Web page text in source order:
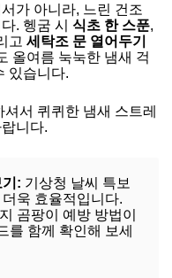
가 아니라, 느린 건조
. 헹굼 시 식초 한 스푼,
고 세탁조 문 열어두기
올여름 눅눅한 냄새 걱
있습니다.
서 퀴퀴한 냄새 스트레
니다.
: 기상청 날씨 특보
욱 효율적입니다.
곰팡이 예방 방법이
를 함께 확인해 보세